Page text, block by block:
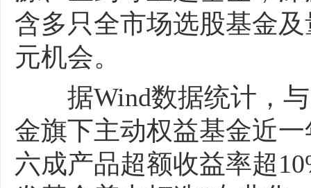
含多只全市场选股基金
元机会。
据Wind数据统计，与
金旗下主动权益基金近
六成产品超额收益率超